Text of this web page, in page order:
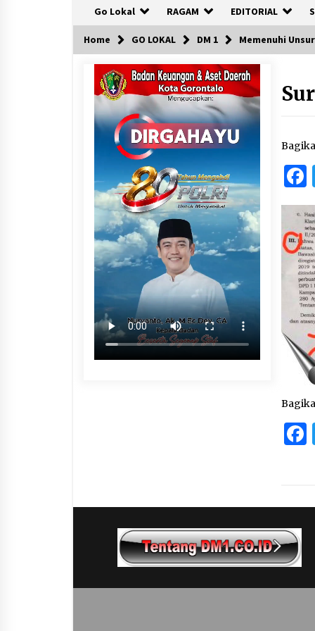
Go Lokal RAGAM EDITORIAL
Home GO LOKAL DM 1 Memenuhi